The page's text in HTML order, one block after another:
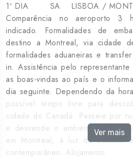
1º DIA SA LISBOA /
Comparência no aeroporto 3
indicado. Formalidades de
destino a Montreal, via cidade
formalidades aduaneiras e
in. Assistência pelo
as boas-vindas ao país e o
dia seguinte. Dependendo da
possível tempo livre para
cidade do Canadá. Passeie por
e desvende o ambiente clássico
em Montreal, à luz da ousadia
contemporâneo. Alojamento.
Ver mais